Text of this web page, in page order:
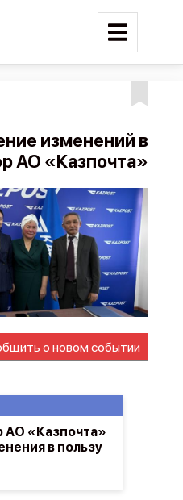
изменений в
АО «Казпочта»
о новом событии
АО «Казпочта»
в пользу